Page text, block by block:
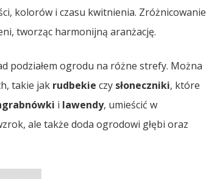
kolorów i czasu kwitnienia. Zróżnicowanie
tworząc harmonijną aranżację.
podziałem ogrodu na różne strefy. Można
takie jak rudbekie czy słoneczniki, które
i lawendy, umieścić w
ale także doda ogrodowi głębi oraz